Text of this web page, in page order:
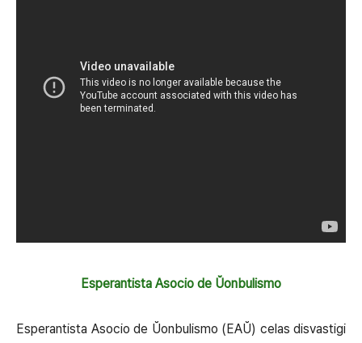
Esperantista Asocio de Ŭonbulismo
Esperantista Asocio de Ŭonbulismo (EAŬ) celas disvastigi